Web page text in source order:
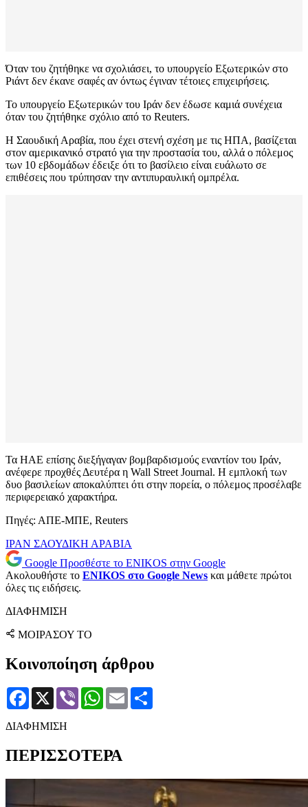
Όταν του ζητήθηκε να σχολιάσει, το υπουργείο Εξωτερικών στο
Ριάντ δεν έκανε σαφές αν όντως έγιναν τέτοιες επιχειρήσεις.
Το υπουργείο Εξωτερικών του Ιράν δεν έδωσε καμιά συνέχεια
όταν του ζητήθηκε σχόλιο από το Reuters.
Η Σαουδική Αραβία, που έχει στενή σχέση με τις ΗΠΑ, βασίζεται
στον αμερικανικό στρατό για την προστασία του, αλλά ο πόλεμος
των 10 εβδομάδων έδειξε ότι το βασίλειο είναι ευάλωτο σε
επιθέσεις που τρύπησαν την αντιπυραυλική ομπρέλα.
Τα ΗΑΕ επίσης διεξήγαγαν βομβαρδισμούς εναντίον του Ιράν,
ανέφερε προχθές Δευτέρα η Wall Street Journal. Η εμπλοκή των
δυο βασιλείων αποκαλύπτει ότι στην πορεία, ο πόλεμος προσέλαβε
περιφερειακό χαρακτήρα.
Πηγές: ΑΠΕ-ΜΠΕ, Reuters
ΙΡΑΝ ΣΑΟΥΔΙΚΗ ΑΡΑΒΙΑ
Google Προσθέστε το ENIKOS στην Google
Ακολουθήστε το ENIKOS στο Google News και μάθετε πρώτοι
όλες τις ειδήσεις.
ΔΙΑΦΗΜΙΣΗ
ΜΟΙΡΑΣΟΥ ΤΟ
Κοινοποίηση άρθρου
Facebook
X Viber WhatsApp
Email
ΔΙΑΦΗΜΙΣΗ
ΠΕΡΙΣΣΟΤΕΡΑ